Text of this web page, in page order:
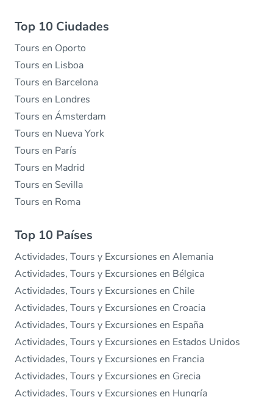
Top 10 Ciudades
Tours en Oporto
Tours en Lisboa
Tours en Barcelona
Tours en Londres
Tours en Ámsterdam
Tours en Nueva York
Tours en París
Tours en Madrid
Tours en Sevilla
Tours en Roma
Top 10 Países
Actividades, Tours y Excursiones en Alemania
Actividades, Tours y Excursiones en Bélgica
Actividades, Tours y Excursiones en Chile
Actividades, Tours y Excursiones en Croacia
Actividades, Tours y Excursiones en España
Actividades, Tours y Excursiones en Estados Unidos
Actividades, Tours y Excursiones en Francia
Actividades, Tours y Excursiones en Grecia
Actividades, Tours y Excursiones en Hungría